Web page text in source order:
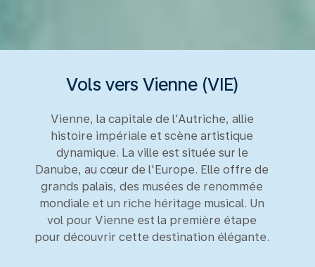
Vols vers Vienne (VIE)
Vienne, la capitale de l'Autriche, allie
histoire impériale et scène artistique
dynamique. La ville est située sur le
Danube, au cœur de l'Europe. Elle offre de
grands palais, des musées de renommée
mondiale et un riche héritage musical. Un
vol pour Vienne est la première étape
pour découvrir cette destination élégante.